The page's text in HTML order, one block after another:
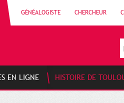
GÉNÉALOGISTE CHERCHEUR
EN LIGNE HISTOIRE DE